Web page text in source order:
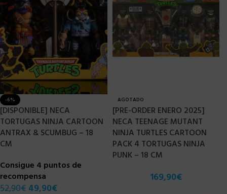
-6%
[DISPONIBLE] NECA
TORTUGAS NINJA CARTOON
ANTRAX & SCUMBUG – 18
CM
Consigue 4 puntos de
recompensa
52,90€ 49,90€
AGOTADO
[PRE-ORDER ENERO 2025]
NECA TEENAGE MUTANT
NINJA TURTLES CARTOON
PACK 4 TORTUGAS NINJA
PUNK – 18 CM
169,90€